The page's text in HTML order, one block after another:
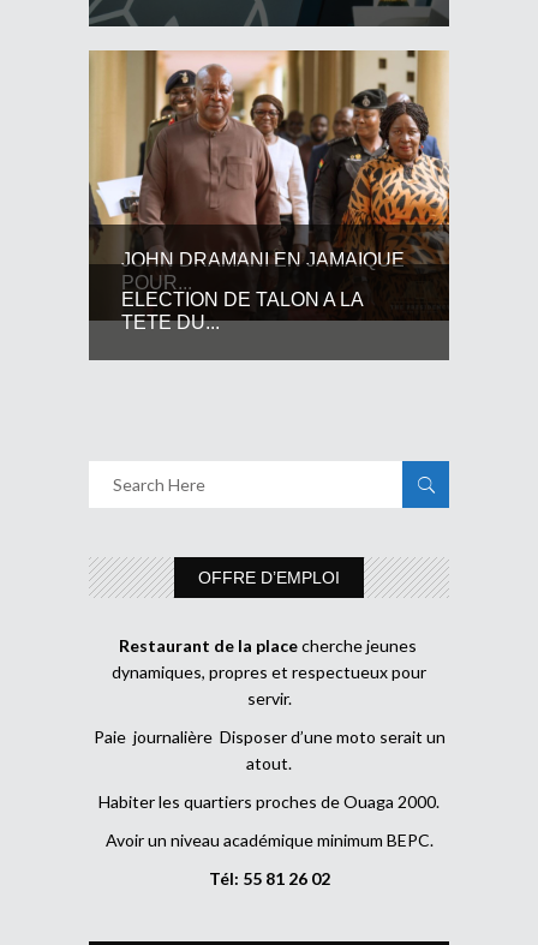
JOHN DRAMANI EN JAMAIQUE
POUR...
ELECTION DE TALON A LA
TETE DU...
OFFRE D’EMPLOI
Restaurant de la placecherche jeunes
dynamiques, propres et respectueux pour
servir.
Paie journalière Disposer d’une moto serait un
atout.
Habiter les quartiers proches de Ouaga 2000.
Avoir un niveau académique minimum BEPC.
Tél: 55 81 26 02